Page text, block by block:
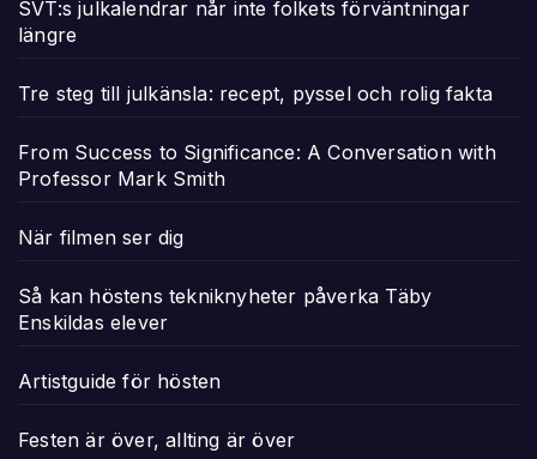
SVT:s julkalendrar når inte folkets förväntningar
längre
Tre steg till julkänsla: recept, pyssel och rolig fakta
From Success to Significance: A Conversation with
Professor Mark Smith
När filmen ser dig
Så kan höstens tekniknyheter påverka Täby
Enskildas elever
Artistguide för hösten
Festen är över, allting är över